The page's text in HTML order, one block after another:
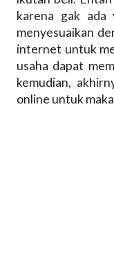
karena gak ada
menyesuaikan
internet untuk
usaha dapat
kemudian,
online untuk